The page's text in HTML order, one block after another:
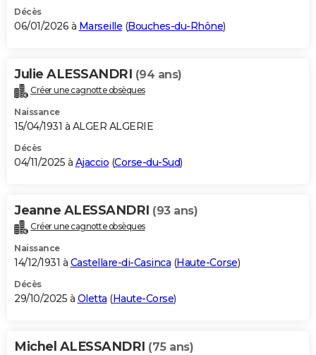
S'inscrire
Se connecter
Lycées
Collèges
Primaires
Universités
Entreprises
Service militaire
Avis de recherche
AVIS DE DÉCÈS
Bricolage
Lifestyle
Culture
Sport
Auto
Television
Voyage
Cinema
Décès
06/01/2026 à Marseille (Bouches-du-Rhône)
Julie ALESSANDRI (94 ans)
Créer une cagnotte obsèques
Naissance
15/04/1931 à ALGER ALGERIE
Décès
04/11/2025 à Ajaccio (Corse-du-Sud)
Jeanne ALESSANDRI (93 ans)
Créer une cagnotte obsèques
Naissance
14/12/1931 à Castellare-di-Casinca (Haute-Corse)
Décès
29/10/2025 à Oletta (Haute-Corse)
Michel ALESSANDRI (75 ans)